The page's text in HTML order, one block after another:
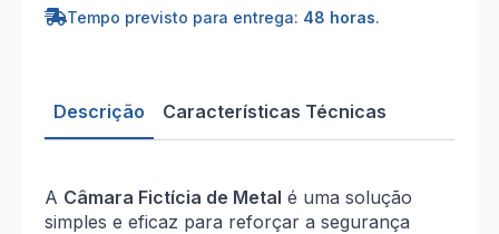
Tempo previsto para entrega: 48 horas.
Descrição Características Técnicas
A Câmara Fictícia de Metal é uma solução
simples e eficaz para reforçar a segurança